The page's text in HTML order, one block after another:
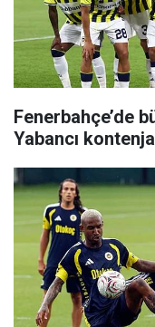
Fenerbahçe’de
Yabancı